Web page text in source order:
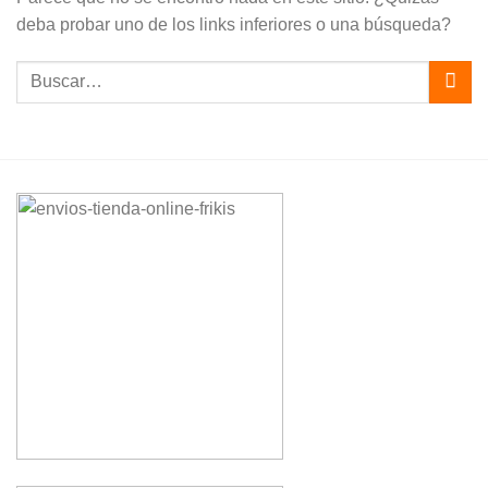
deba probar uno de los links inferiores o una búsqueda?